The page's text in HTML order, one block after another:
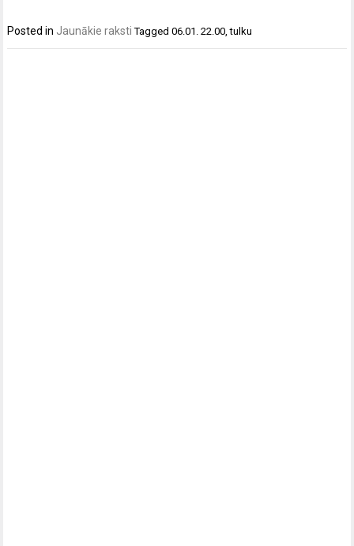
Posted in Jaunākie raksti Tagged06.01. 22.00 ,tulku